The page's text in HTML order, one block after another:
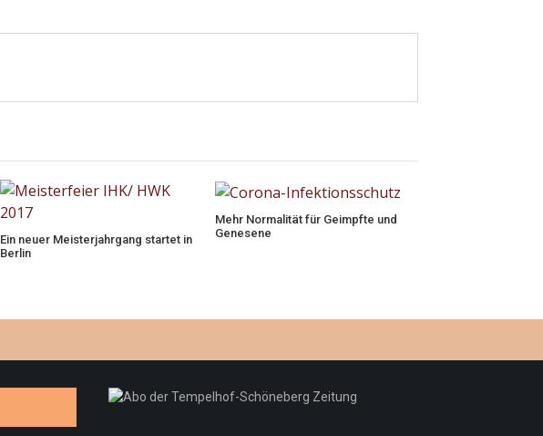
Ein neuer Meisterjahrgang startet in
Berlin
Mehr Normalität für Geimpfte und
Genesene